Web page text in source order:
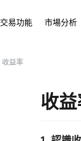
交易功能 市場分析
收益率
收